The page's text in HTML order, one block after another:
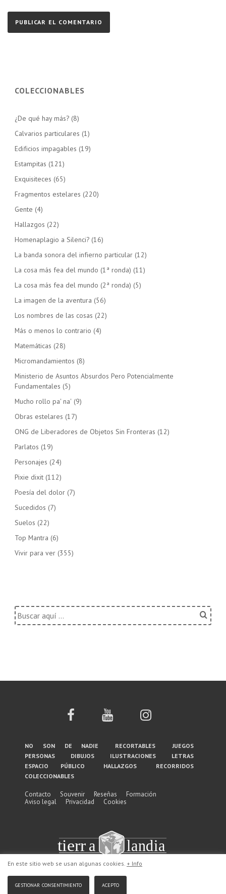
COLECCIONABLES
¿De qué hay más? (8)
Calvarios particulares (1)
Edificios impagables (19)
Estampitas (121)
Exquisiteces (65)
Fragmentos estelares (220)
Gente (4)
Hallazgos (22)
Homenaplagio a Silenci? (16)
La banda sonora del infierno particular (12)
La cosa más fea del mundo (1ª ronda) (11)
La cosa más fea del mundo (2ª ronda) (5)
La imagen de la aventura (56)
Los nombres de las cosas (22)
Más o menos lo contrario (4)
Matemáticas (28)
Micromandamientos (8)
Ministerio de Asuntos Absurdos Pero Potencialmente
Fundamentales (5)
Mucho rollo pa' na' (9)
Obras estelares (17)
ONG de Liberadores de Objetos Sin Fronteras (12)
Parlatos (19)
Personajes (24)
Pixie dixit (112)
Poesía del dolor (7)
Sucedidos (7)
Suelos (22)
Top Mantra (6)
Vivir para ver (355)
Buscar
por:
Menú
del
pie
de
no son de nadie recortables
juegos
personas
dibujos ilustraciones
letras
espacio público
hallazgos
recorridos
coleccionables
Contacto Souvenir Reseñas
Formación
Aviso legal
Privacidad Cookies
En este sitio web se usan algunas cookies. + Info
gestionar consentimiento acepto